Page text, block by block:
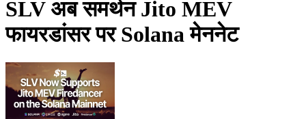
SLV अब समर्थन Jito MEV
फायरडांसर पर Solana मेननेट